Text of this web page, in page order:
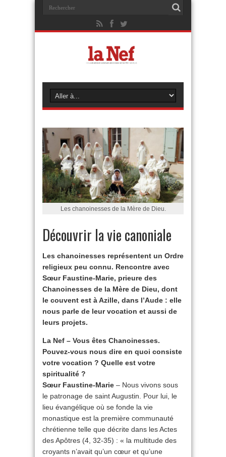
Les chanoinesses de la Mère de Dieu.
Découvrir la vie canoniale
Les chanoinesses représentent un Ordre
religieux peu connu. Rencontre avec
Sœur Faustine-Marie, prieure des
Chanoinesses de la Mère de Dieu, dont
le couvent est à Azille, dans l’Aude : elle
nous parle de leur vocation et aussi de
leurs projets.
La Nef – Vous êtes Chanoinesses.
Pouvez-vous nous dire en quoi consiste
votre vocation ? Quelle est votre
spiritualité ?
Sœur Faustine-Marie – Nous vivons sous
le patronage de saint Augustin. Pour lui, le
lieu évangélique où se fonde la vie
monastique est la première communauté
chrétienne telle que décrite dans les Actes
des Apôtres (4, 32-35) : « la multitude des
croyants n’avait qu’un cœur et qu’une